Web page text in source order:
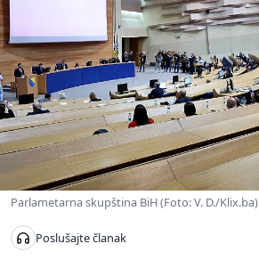
Parlametarna skupština BiH (Foto: V. D./Klix.ba)
Poslušajte članak